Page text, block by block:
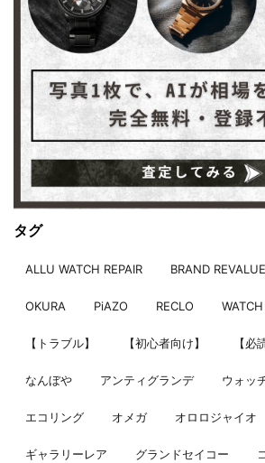
タグ
ALLU WATCH REPAIR BRAND REVALUE
OKURA PiAZO RECLO
【トラブル】 【初心者向け】 【必
なんぼや アンティグランデ ウォッ
エコリング オメガ オロロジャイオ
ギャラリーレア グランドセイコー